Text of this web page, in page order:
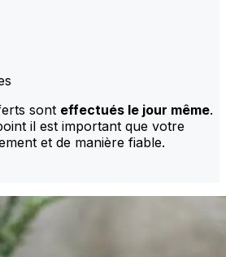
sont effectués le jour même.
il est important que votre
et de manière fiable.